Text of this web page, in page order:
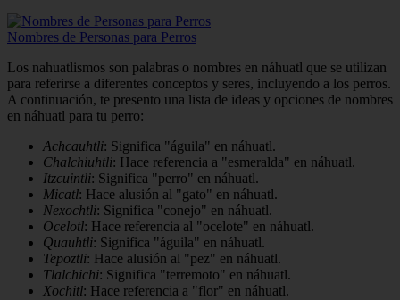
Nombres de Personas para Perros
Los nahuatlismos son palabras o nombres en náhuatl que se utilizan
para referirse a diferentes conceptos y seres, incluyendo a los perros.
A continuación, te presento una lista de ideas y opciones de nombres
en náhuatl para tu perro:
Achcauhtli: Significa "águila" en náhuatl.
Chalchiuhtli: Hace referencia a "esmeralda" en náhuatl.
Itzcuintli: Significa "perro" en náhuatl.
Micatl: Hace alusión al "gato" en náhuatl.
Nexochtli: Significa "conejo" en náhuatl.
Ocelotl: Hace referencia al "ocelote" en náhuatl.
Quauhtli: Significa "águila" en náhuatl.
Tepoztli: Hace alusión al "pez" en náhuatl.
Tlalchichi: Significa "terremoto" en náhuatl.
Xochitl: Hace referencia a "flor" en náhuatl.